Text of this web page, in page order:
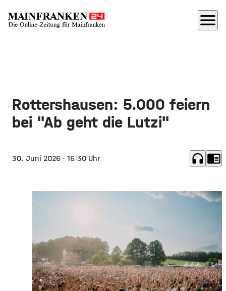
menu
Rottershausen: 5.000 feiern
bei "Ab geht die Lutzi"
30. Juni 2026 · 16:30 Uhr headphones chrome_reader_mode